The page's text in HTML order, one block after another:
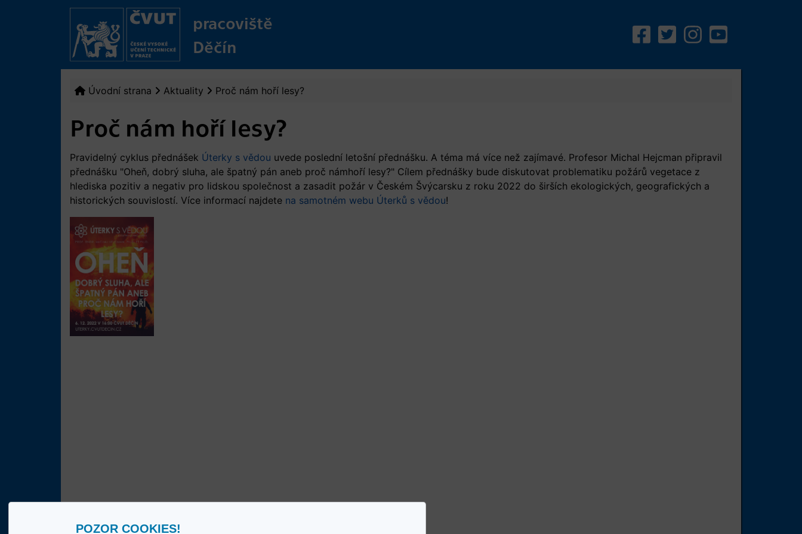
POZOR COOKIES!
pracoviště
Děčín
Úvodní strana Aktuality Proč nám hoří lesy?
Proč nám hoří lesy?
Pravidelný cyklus přednášek Úterky s vědou uvede poslední letošní přednášku. A téma má více než zajímavé. Profesor Michal Hejcman připravil
přednášku "Oheň, dobrý sluha, ale špatný pán aneb proč námhoří lesy?" Cílem přednášky bude diskutovat problematiku požárů vegetace z
hlediska pozitiv a negativ pro lidskou společnost a zasadit požár v Českém Švýcarsku z roku 2022 do širších ekologických, geografických a
historických souvislostí. Více informací najdete na samotném webu Úterků s vědou!